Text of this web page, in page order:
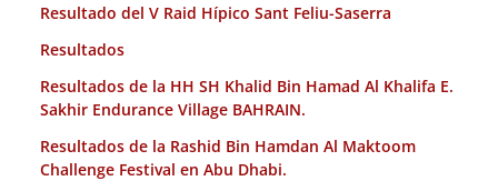
Resultado del V Raid Hípico Sant Feliu-Saserra
Resultados
Resultados de la HH SH Khalid Bin Hamad Al Khalifa E.
Sakhir Endurance Village BAHRAIN.
Resultados de la Rashid Bin Hamdan Al Maktoom
Challenge Festival en Abu Dhabi.